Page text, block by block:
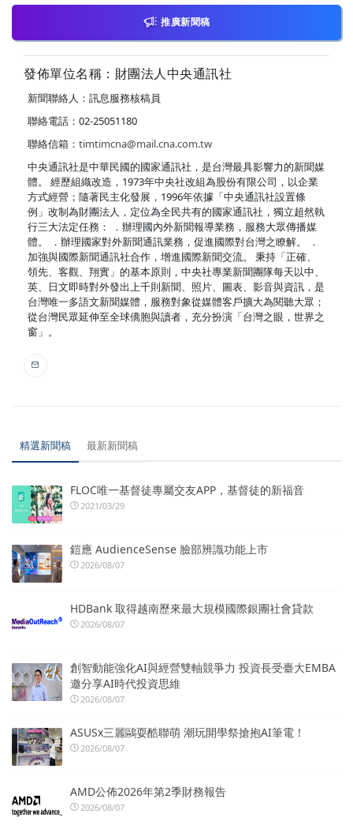
推廣新聞稿
發佈單位名稱：財團法人中央通訊社
新聞聯絡人：訊息服務核稿員
聯絡電話：02-25051180
聯絡信箱： timtimcna@mail.cna.com.tw
中央通訊社是中華民國的國家通訊社，是台灣最具影響力的新聞媒
體。 經歷組織改造，1973年中央社改組為股份有限公司，以企業
方式經營；隨著民主化發展，1996年依據「中央通訊社設置條
例」改制為財團法人，定位為全民共有的國家通訊社，獨立超然執
行三大法定任務： ．辦理國內外新聞報導業務，服務大眾傳播媒
體。 ．辦理國家對外新聞通訊業務，促進國際對台灣之瞭解。 ．
加強與國際新聞通訊社合作，增進國際新聞交流。 秉持「正確、
領先、客觀、翔實」的基本原則，中央社專業新聞團隊每天以中、
英、日文即時對外發出上千則新聞、照片、圖表、影音與資訊，是
台灣唯一多語文新聞媒體，服務對象從媒體客戶擴大為閱聽大眾；
從台灣民眾延伸至全球僑胞與讀者，充分扮演「台灣之眼，世界之
窗」。
精選新聞稿 最新新聞稿
FLOC唯一基督徒專屬交友APP，基督徒的新福音
2021/03/29
鎧應 AudienceSense 臉部辨識功能上市
2026/08/07
HDBank 取得越南歷來最大規模國際銀團社會貸款
2026/08/07
創智動能強化AI與經營雙軸競爭力 投資長受臺大EMBA
邀分享AI時代投資思維
2026/08/07
ASUSx三麗鷗耍酷聯萌 潮玩開學祭搶抱AI筆電！
2026/08/07
AMD公佈2026年第2季財務報告
2026/08/07